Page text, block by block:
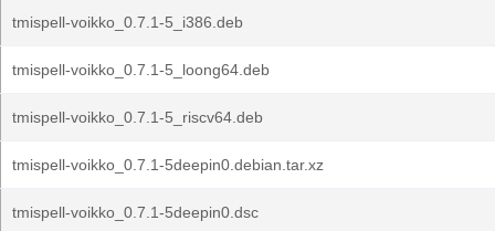
tmispell-voikko_0.7.1-5_i386.deb
tmispell-voikko_0.7.1-5_loong64.deb
tmispell-voikko_0.7.1-5_riscv64.deb
tmispell-voikko_0.7.1-5deepin0.debian.tar.xz
tmispell-voikko_0.7.1-5deepin0.dsc